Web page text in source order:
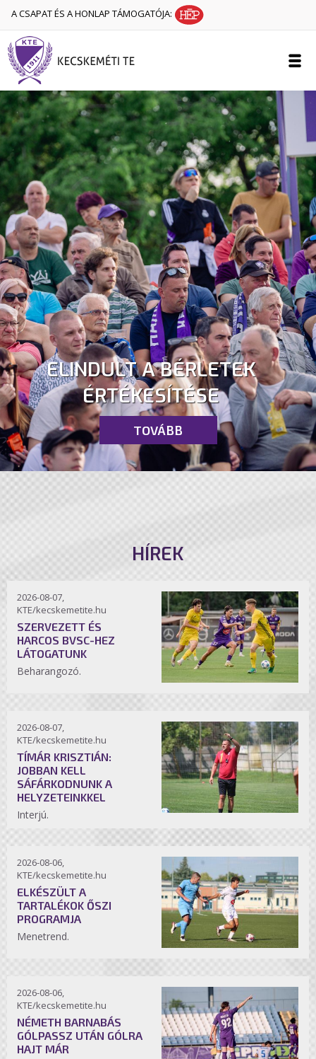
A CSAPAT ÉS A HONLAP TÁMOGATÓJA:
ELINDULT A BÉRLETEK
ÉRTÉKESÍTÉSE
TOVÁBB
HÍREK
2026-08-07,
KTE/kecskemetite.hu
SZERVEZETT ÉS
HARCOS BVSC-HEZ
LÁTOGATUNK
Beharangozó.
2026-08-07,
KTE/kecskemetite.hu
TÍMÁR KRISZTIÁN:
JOBBAN KELL
SÁFÁRKODNUNK A
HELYZETEINKKEL
Interjú.
2026-08-06,
KTE/kecskemetite.hu
ELKÉSZÜLT A
TARTALÉKOK ŐSZI
PROGRAMJA
Menetrend.
2026-08-06,
KTE/kecskemetite.hu
NÉMETH BARNABÁS
GÓLPASSZ UTÁN GÓLRA
HAJT MÁR